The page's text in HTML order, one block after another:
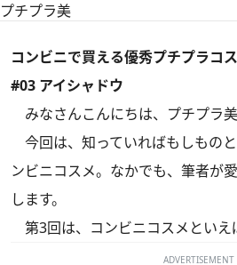
プチプラ美
コンビニで買える優秀プチプラコ
#03 アイシャドウ
みなさんこんにちは、プチプラ美
今回は、知っていればもしもの
ンビニコスメ。なかでも、筆者が
します。
第3回は、コンビニコスメといえ
ADVERTISEMENT